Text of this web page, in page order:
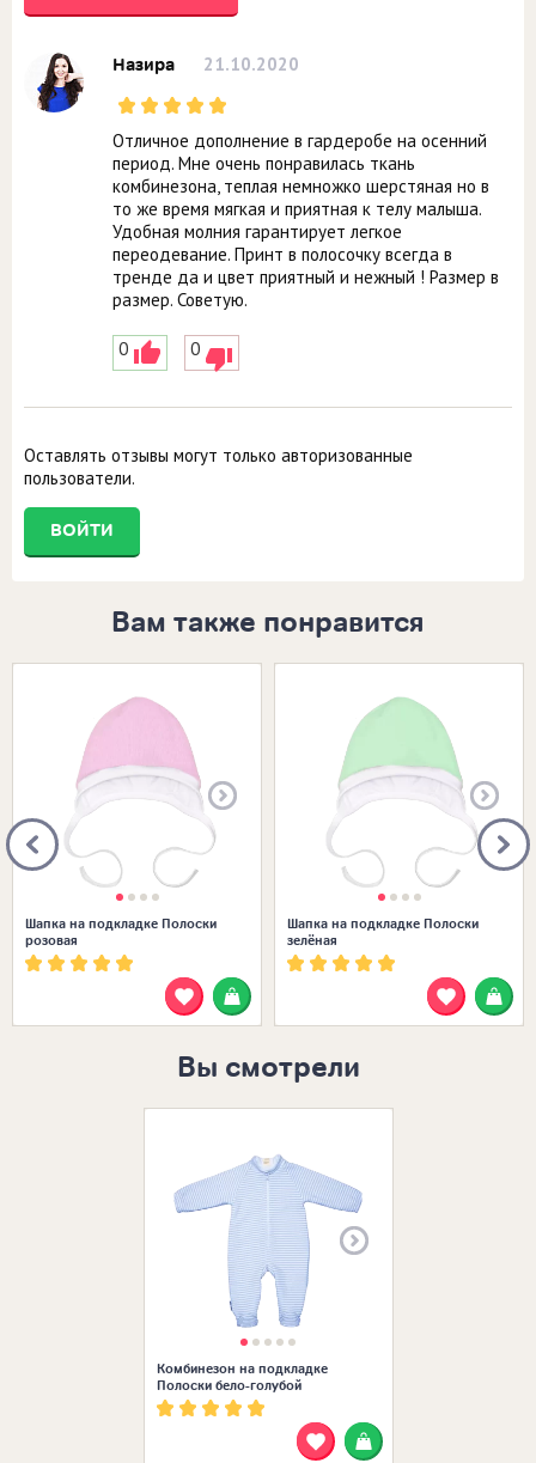
Назира 21.10.2020
Отличное дополнение в гардеробе на осенний
период. Мне очень понравилась ткань
комбинезона, теплая немножко шерстяная но в
то же время мягкая и приятная к телу малыша.
Удобная молния гарантирует легкое
переодевание. Принт в полосочку всегда в
тренде да и цвет приятный и нежный ! Размер в
размер. Советую.
0 0
Оставлять отзывы могут только авторизованные
пользователи.
ВОЙТИ
Вам также понравится
Шапка на подкладке Полоски
розовая
Шапка на подкладке Полоски
зелёная
Вы смотрели
Комбинезон на подкладке
Полоски бело-голубой